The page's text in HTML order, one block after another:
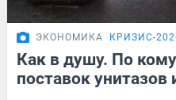
ЭКОНОМИКА КРИЗИС-
Как в душу. По
поставок унитазов